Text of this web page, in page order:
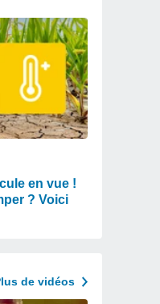
en vue !
? Voici
de vidéos